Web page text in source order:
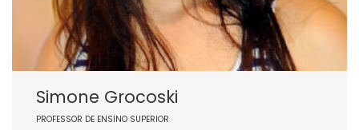
Simone Grocoski
PROFESSOR DE ENSINO SUPERIOR